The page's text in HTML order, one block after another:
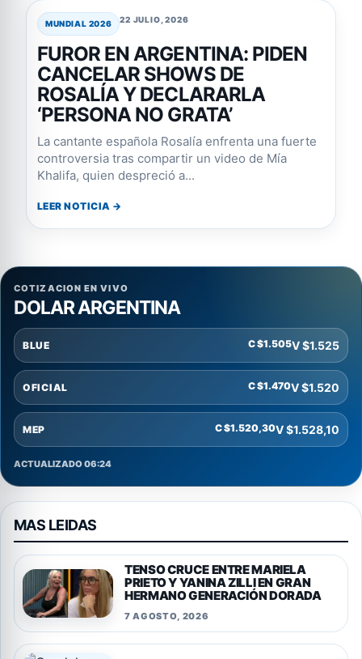
MUNDIAL 2026 22 JULIO, 2026
FUROR EN ARGENTINA: PIDEN
CANCELAR SHOWS DE
ROSALÍA Y DECLARARLA
‘PERSONA NO GRATA’
La cantante española Rosalía enfrenta una fuerte
controversia tras compartir un video de Mía
Khalifa, quien despreció a...
LEER NOTICIA →
COTIZACION EN VIVO
DOLAR ARGENTINA
BLUE C $1.505V $1.525
OFICIAL C $1.470V $1.520
MEP C $1.520,30V $1.528,10
ACTUALIZADO 06:24
MAS LEIDAS
TENSO CRUCE ENTRE MARIELA
PRIETO Y YANINA ZILLI EN GRAN
HERMANO GENERACIÓN DORADA
7 AGOSTO, 2026